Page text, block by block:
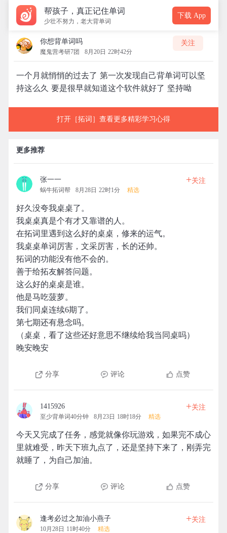
帮孩子，真正记住单词
少壮不努力，老大背单词
下载 App
你想背单词吗
魔鬼营考研7团 8月20日 22时42分
关注
一个月就悄悄的过去了 第一次发现自己背单词可以坚
持这么久 要是很早就知道这个软件就好了 坚持呦
打开［拓词］查看更多精彩学习心得
更多推荐
张一一
蜗牛拓词帮 8月28日 22时1分 精选
+关注
好久没夸我桌桌了。
我桌桌真是个有才又靠谱的人。
在拓词里遇到这么好的桌桌，修来的运气。
我桌桌单词厉害，文采厉害，长的还帅。
拓词的功能没有他不会的。
善于给拓友解答问题。
这么好的桌桌是谁。
他是马吃菠萝。
我们同桌连续6期了。
第七期还有悬念吗。
（桌桌，看了这些还好意思不继续给我当同桌吗）
晚安晚安
分享 评论 点赞
1415926
至少背单词40分钟 8月23日 18时18分 精选
+关注
今天又完成了任务，感觉就像你玩游戏，如果完不成心
里就难受，昨天下班九点了，还是坚持下来了，刚弄完
就睡了，为自己加油。
分享 评论 点赞
逢考必过之加油小燕子
10月28日 11时40分 精选
+关注